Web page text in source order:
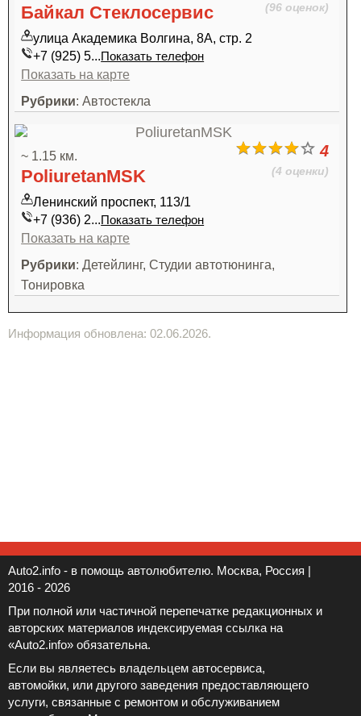
(96 оценок)
Байкал Стеклосервис
улица Академика Волгина, 8А, стр. 2
+7 (925) 5...Показать телефон
Показать на карте
Рубрики: Автостекла
4
(4 оценки)
~ 1.15 км.
PoliuretanMSK
Ленинский проспект, 113/1
+7 (936) 2...Показать телефон
Показать на карте
Рубрики: Детейлинг, Студии автотюнинга,
Тонировка
Информация обновлена: 02.06.2026.
Auto2.info - в помощь автолюбителю. Москва, Россия |
2016 - 2026
При полной или частичной перепечатке редакционных и
авторских материалов индексируемая ссылка на
«Auto2.info» обязательна.
Если вы являетесь владельцем автосервиса,
автомойки, или другого заведения предоставляющего
услуги, связанные с ремонтом и обслуживанием